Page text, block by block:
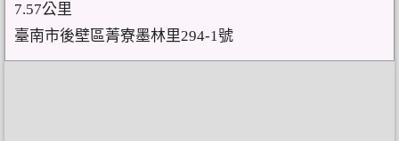
7.57公里
臺南市後壁區菁寮墨林里294-1號